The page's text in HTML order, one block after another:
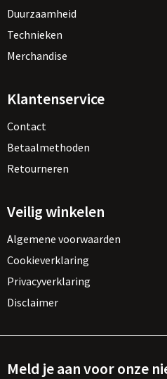
Duurzaamheid
Technieken
Merchandise
Klantenservice
Contact
Betaalmethoden
Retourneren
Veilig winkelen
Algemene voorwaarden
Cookieverklaring
Privacyverklaring
Disclaimer
Meld je aan voor onze